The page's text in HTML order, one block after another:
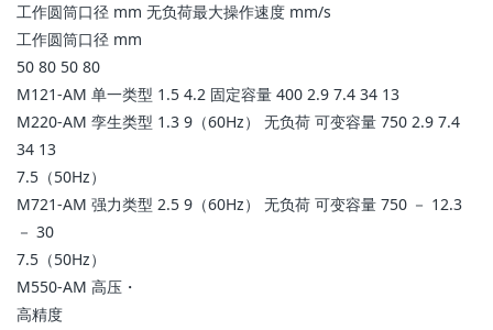
工作圆筒口径 mm 无负荷最大操作速度 mm/s
工作圆筒口径 mm
50 80 50 80
M121-AM 单一类型 1.5 4.2 固定容量 400 2.9 7.4 34 13
M220-AM 孪生类型 1.3 9（60Hz） 无负荷 可变容量 750 2.9 7.4
34 13
7.5（50Hz）
M721-AM 强力类型 2.5 9（60Hz） 无负荷 可变容量 750 － 12.3
－ 30
7.5（50Hz）
M550-AM 高压・
高精度